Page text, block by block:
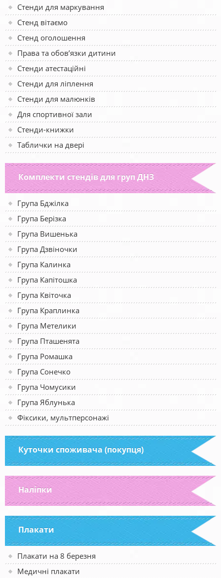
Стенди для маркування
Стенд вітаємо
Стенд оголошення
Права та обов’язки дитини
Стенди атестаційні
Стенди для ліплення
Стенди для малюнків
Для спортивної зали
Стенди-книжки
Таблички на двері
Комплекти стендів для груп ДНЗ
Група Бджілка
Група Берізка
Група Вишенька
Група Дзвіночки
Група Калинка
Група Капітошка
Група Квіточка
Група Краплинка
Група Метелики
Група Пташенята
Група Ромашка
Група Сонечко
Група Чомусики
Група Яблунька
Фіксики, мультперсонажі
Куточки споживача (покупця)
Наліпки
Плакати
Плакати на 8 березня
Медичні плакати